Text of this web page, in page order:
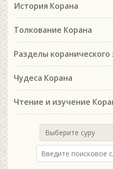
История Корана
Толкование Корана
Разделы коранического
Чудеса Корана
Чтение и изучение
Выберите суру